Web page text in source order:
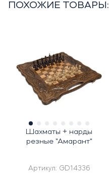
ПОХОЖИЕ ТОВАРЫ:
Шахматы + нарды
резные "Амарант"
Артикул: GD14336